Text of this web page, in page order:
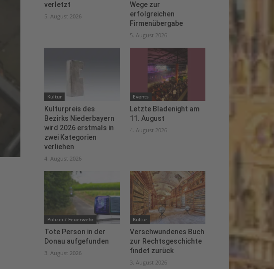
verletzt
5. August 2026
Wege zur
erfolgreichen
Firmenübergabe
5. August 2026
Kultur
Kulturpreis des
Bezirks Niederbayern
wird 2026 erstmals in
zwei Kategorien
verliehen
4. August 2026
Events
Letzte Bladenight am
11. August
4. August 2026
Polizei / Feuerwehr
Tote Person in der
Donau aufgefunden
3. August 2026
Kultur
Verschwundenes Buch
zur Rechtsgeschichte
findet zurück
3. August 2026